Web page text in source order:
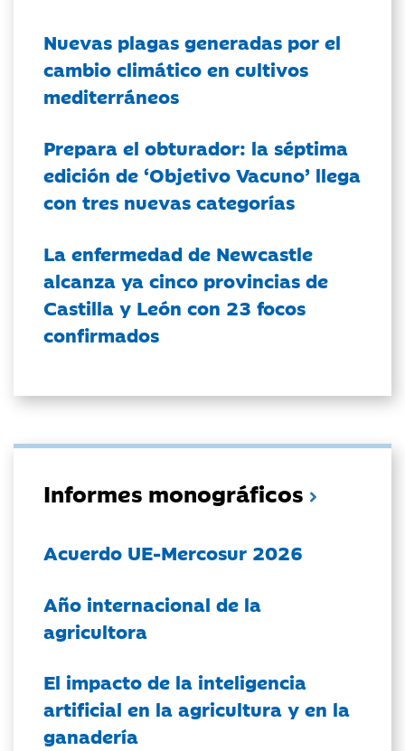
Nuevas plagas generadas por el
cambio climático en cultivos
mediterráneos
Prepara el obturador: la séptima
edición de ‘Objetivo Vacuno’ llega
con tres nuevas categorías
La enfermedad de Newcastle
alcanza ya cinco provincias de
Castilla y León con 23 focos
confirmados
Informes monográficos
Acuerdo UE-Mercosur 2026
Año internacional de la
agricultora
El impacto de la inteligencia
artificial en la agricultura y en la
ganadería